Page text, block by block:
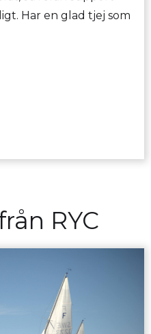
Har en glad tjej som
RYC